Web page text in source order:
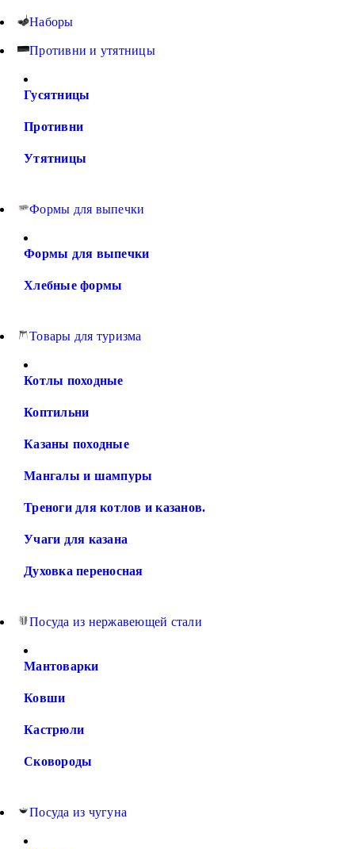
Наборы
Противни и утятницы
Гусятницы
Противни
Утятницы
Формы для выпечки
Формы для выпечки
Хлебные формы
Товары для туризма
Котлы походные
Коптильни
Казаны походные
Мангалы и шампуры
Треноги для котлов и казанов.
Учаги для казана
Духовка переносная
Посуда из нержавеющей стали
Мантоварки
Ковши
Кастрюли
Сковороды
Посуда из чугуна